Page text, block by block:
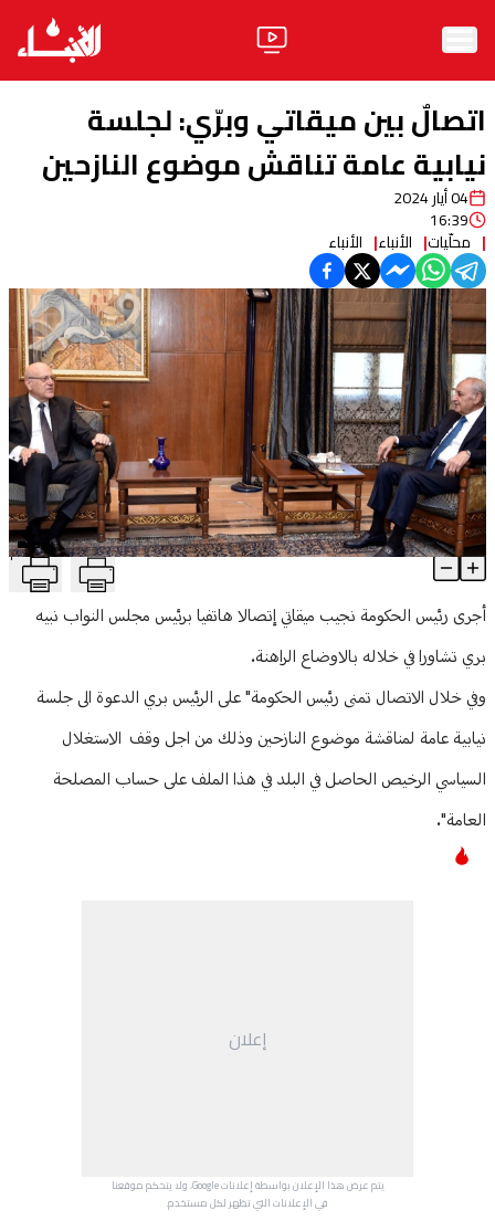
الرئيسية
الأخبار
ثقافة ومجتمع
منوعات
آراء
فيديو
مواقف
وليد جنبلاطالحزب
ابحث
اتصالٌ بين ميقاتي وبرّي: لجلسة
نيابية عامة تناقش موضوع النازحين
04 أيار 2024
16:39
محلّيات الأنباء الأنباء
اتصالٌ بين ميقاتي وبرّي: لجلسة نيابية عامة تناقش موضوع النازحينT
Article Content
أجرى رئيس الحكومة نجيب ميقاتي إتصالا هاتفيا برئيس مجلس النواب نبيه
بري تشاورا في خلاله بالاوضاع الراهنة.
وفي خلال الاتصال تمنى رئيس الحكومة" على الرئيس بري الدعوة الى جلسة
نيابية عامة لمناقشة موضوع النازحين وذلك من اجل وقف الاستغلال
السياسي الرخيص الحاصل في البلد في هذا الملف على حساب المصلحة
العامة".
إعلان
يتم عرض هذا الإعلان بواسطة إعلانات Google، ولا يتحكم موقعنا
في الإعلانات التي تظهر لكل مستخدم.